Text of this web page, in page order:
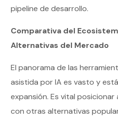
pipeline de desarrollo.
Comparativa del
Alternativas del Mercado
El panorama de las
asistida por IA es vasto y
expansión. Es vital posicionar
con otras alternativas